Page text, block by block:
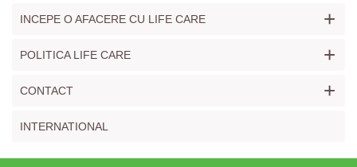
+
INCEPE O AFACERE CU LIFE CARE
+
POLITICA LIFE CARE
+
CONTACT
INTERNATIONAL